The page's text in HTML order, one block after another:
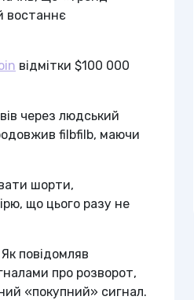
востаннє
відмітки $100 000
через людський
filbfilb, маючи
шорти,
що цього разу не
повідомляв
про розворот,
«покупний» сигнал.